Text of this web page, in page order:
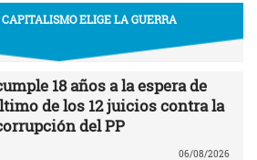
ELIGE LA GUERRA
18 años a la espera de
de los 12 juicios contra la
del PP
06/08/2026